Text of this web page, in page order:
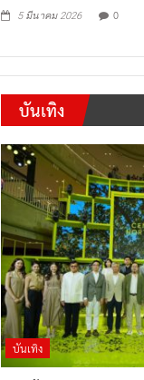
5 มีนาคม 2026 0
บันเทิง
บันเทิง